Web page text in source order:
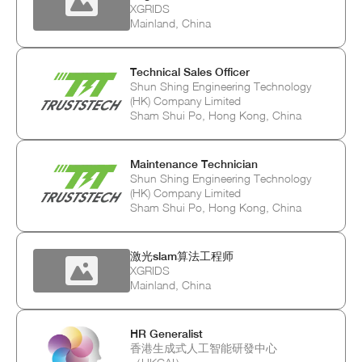
XGRIDS
Mainland, China
Technical Sales Officer
Shun Shing Engineering Technology
(HK) Company Limited
Sham Shui Po, Hong Kong, China
Maintenance Technician
Shun Shing Engineering Technology
(HK) Company Limited
Sham Shui Po, Hong Kong, China
激光slam算法工程师
XGRIDS
Mainland, China
HR Generalist
香港生成式人工智能研發中心